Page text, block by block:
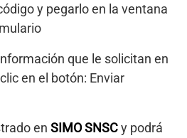
y pegarlo en la ventana
que le solicitan en
en el botón: Enviar
en SIMO SNSCy podrá